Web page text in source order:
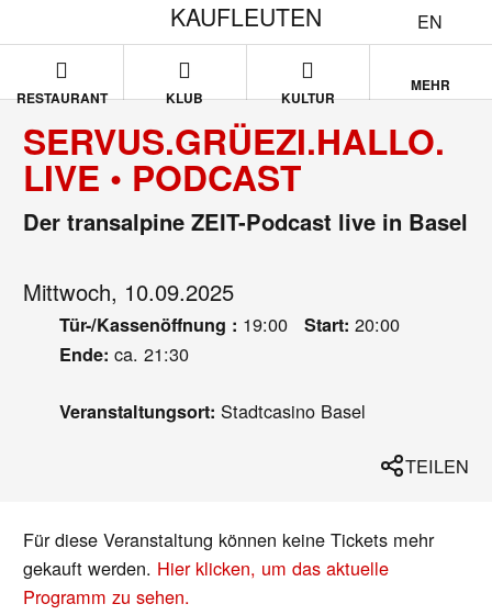
EN
KAUFLEUTEN
RESTAURANT KLUB KULTUR
MEHR
SERVUS.GRÜEZI.HALLO.
LIVE • PODCAST
Der transalpine ZEIT-Podcast live in Basel
Mittwoch, 10.09.2025
Tür-/Kassenöffnung : 19:00 Start: 20:00
Ende: ca. 21:30
Veranstaltungsort: Stadtcasino Basel
TEILEN
Für diese Veranstaltung können keine Tickets mehr
gekauft werden. Hier klicken, um das aktuelle
Programm zu sehen.